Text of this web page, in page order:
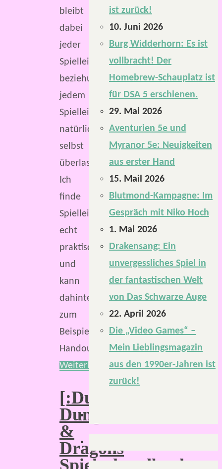
bleibt
dabei
jeder
Spielleiterin
beziehungsweise
jedem
Spielleiter
natürlich
selbst
überlassen.
Ich
finde
Spielleiterschirme
echt
praktisch
und
kann
dahinter
zum
Beispiel
Handouts…
Weiterlesen
[:Durchgeblättert:]
Dungeons
&
Dragons
Spielerhandbuch
ist zurück!
10. Juni 2026
Burg Widderhorn: Es ist
vollbracht! Der
Homebrew-Schauplatz ist
für DSA 5 erschienen.
29. Mai 2026
Aventurien 5e und
Myranor 5e: Neuigkeiten
aus erster Hand
15. Mail 2026
Blutmond-Kampagne: Im
Gespräch mit Niko Hoch
1. Mai 2026
Drakensang: Ein
unvergessliches Spiel in
der fantastischen Welt
von Das Schwarze Auge
22. April 2026
Die „Video Games“ –
Mein Lieblingsmagazin
aus den 1990er-Jahren ist
zurück!